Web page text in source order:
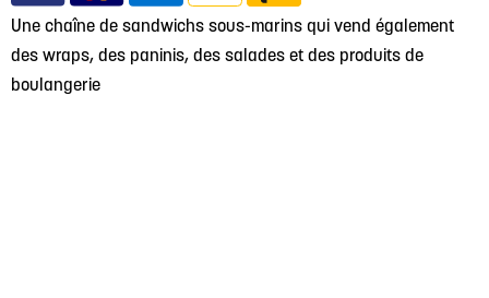
Une chaîne de sandwichs sous-marins qui vend également
des wraps, des paninis, des salades et des produits de
boulangerie